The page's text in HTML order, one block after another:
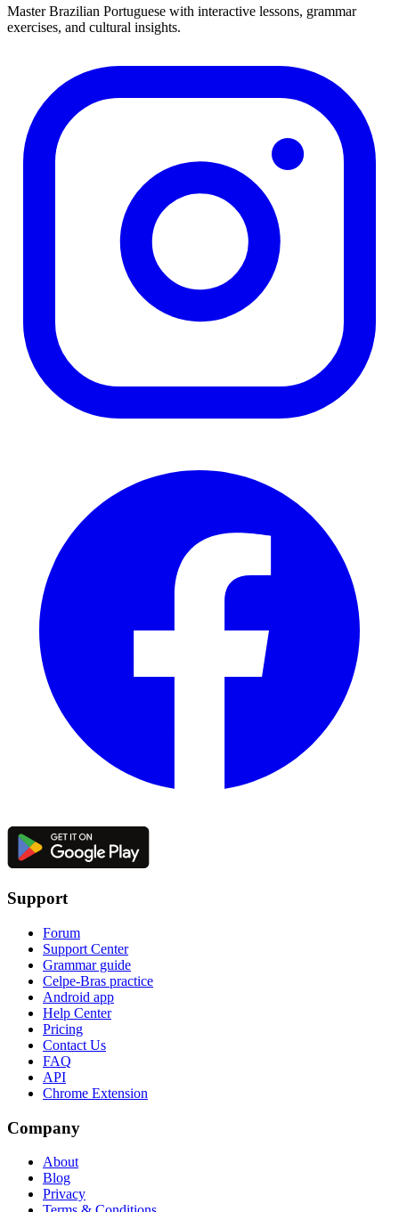
Master Brazilian Portuguese with interactive lessons, grammar
exercises, and cultural insights.
Support
Forum
Support Center
Grammar guide
Celpe-Bras practice
Android app
Help Center
Pricing
Contact Us
FAQ
API
Chrome Extension
Company
About
Blog
Privacy